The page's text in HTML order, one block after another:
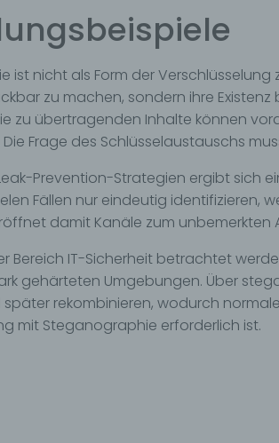
ist nicht als Form der
zu machen, sondern ihre
zu übertragenden Inhalte können
Frage des Schlüsselaustauschs
Prevention-Strategien ergibt sich
Fällen nur eindeutig identifizieren,
damit Kanäle zum unbemerkten
Bereich IT-Sicherheit betrachtet
gehärteten Umgebungen. Über
rekombinieren, wodurch
mit Steganographie erforderlich ist.
einzuschränken.
Profiling ist
Daten, die
werden, um
Person
Interessen,
dieser
f)
einer Weise,
Hinzuziehung
betroffenen
Informationen